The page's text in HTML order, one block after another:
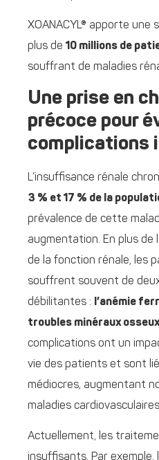
XOANACYL® apporte
plus de 10 millions de
souffrant de maladies
Une prise en
précoce pour
complications
L’insuffisance rénale
3 % et 17 % de la
prévalence de cette
augmentation. En plus de
de la fonction rénale, les
souffrent souvent de
débilitantes : l’anémie
troubles minéraux
complications ont un
vie des patients et sont
médiocres, augmentant
maladies
Actuellement, les
insuffisants. Par exemple,